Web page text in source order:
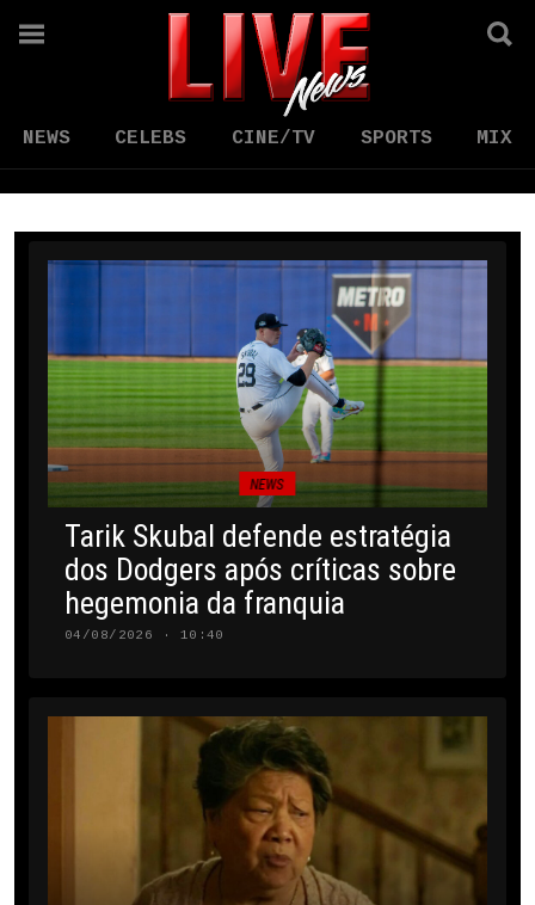
NEWS CELEBS CINE/TV SPORTS MIX
NEWS
Tarik Skubal defende estratégia
dos Dodgers após críticas sobre
hegemonia da franquia
04/08/2026 · 10:40